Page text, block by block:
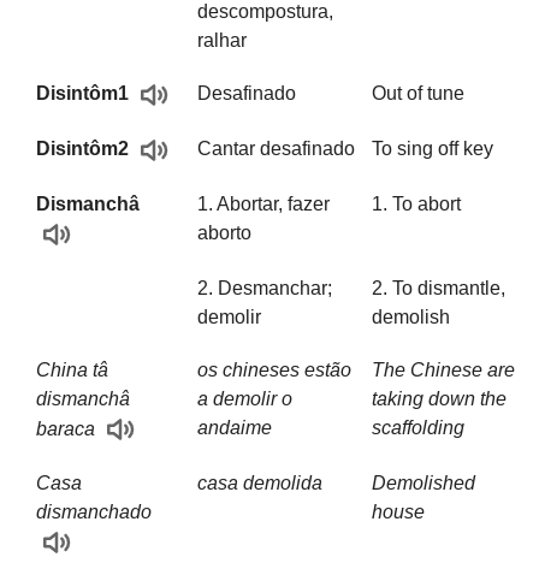
descompostura,
ralhar
Disintôm1 Desafinado Out of tune
Disintôm2 Cantar desafinado To sing off key
Dismanchâ
1. Abortar, fazer
aborto
1. To abort
2. Desmanchar;
demolir
2. To dismantle,
demolish
China tâ
dismanchâ
baraca
os chineses estão
a demolir o
andaime
The Chinese are
taking down the
scaffolding
Casa
dismanchado
casa demolida
Demolished
house